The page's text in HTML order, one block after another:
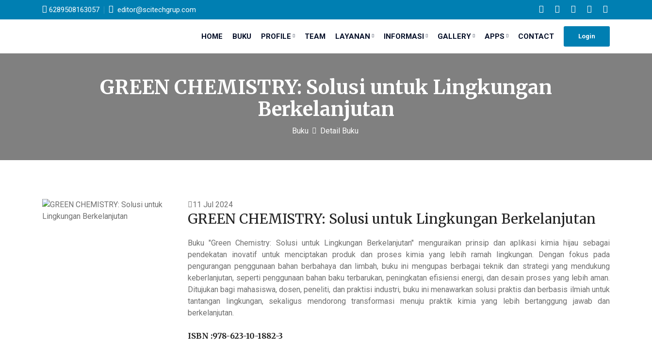
6289508163057 editor@scitechgrup.com
Login
HOME BUKU PROFILE TEAM LAYANAN INFORMASI GALLERY APPS CONTACT
GREEN CHEMISTRY: Solusi untuk Lingkungan
Berkelanjutan
Buku Detail Buku
11 Jul 2024
GREEN CHEMISTRY: Solusi untuk Lingkungan Berkelanjutan
Buku "Green Chemistry: Solusi untuk Lingkungan Berkelanjutan" menguraikan prinsip dan aplikasi kimia hijau sebagai
pendekatan inovatif untuk menciptakan produk dan proses kimia yang lebih ramah lingkungan. Dengan fokus pada
pengurangan penggunaan bahan berbahaya dan limbah, buku ini mengupas berbagai teknik dan strategi yang mendukung
keberlanjutan, seperti penggunaan bahan baku terbarukan, peningkatan efisiensi energi, dan desain proses yang lebih aman.
Ditujukan bagi mahasiswa, dosen, peneliti, dan praktisi industri, buku ini menawarkan solusi praktis dan berbasis ilmiah untuk
tantangan lingkungan, sekaligus mendorong transformasi menuju praktik kimia yang lebih bertanggung jawab dan
berkelanjutan.
ISBN :978-623-10-1882-3